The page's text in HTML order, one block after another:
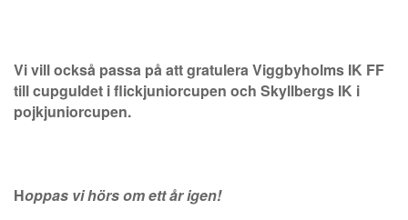
Vi vill också passa på att gratulera Viggbyholms IK FF
till cupguldet i flickjuniorcupen och Skyllbergs IK i
pojkjuniorcupen.
Hoppas vi hörs om ett år igen!